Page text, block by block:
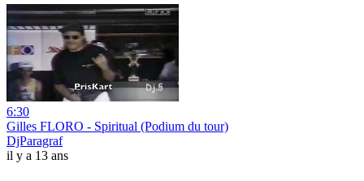
6:30
Gilles FLORO - Spiritual (Podium du tour)
DjParagraf
il y a 13 ans